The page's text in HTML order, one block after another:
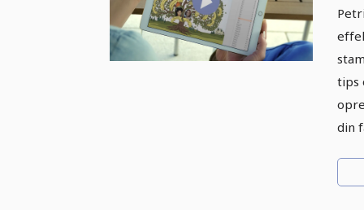
tips
din